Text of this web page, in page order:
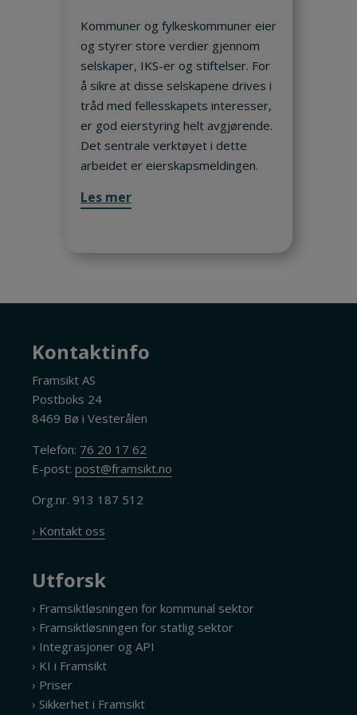
Kommuner og fylkeskommuner eier
og styrer store verdier gjennom
selskaper, IKS-er og stiftelser. For
å sikre at disse selskapene drives i
tråd med fellesskapets interesser,
er god eierstyring helt avgjørende.
Det sentrale verktøyet i dette
arbeidet er eierskapsmeldingen.
Les mer
Kontaktinfo
Framsikt AS
Postboks 24
8469 Bø i Vesterålen
Telefon: 76 20 17 62
E-post:post@framsikt.no
Org.nr. 913 187 512
› Kontakt oss
Utforsk
› Framsiktløsningen for kommunal sektor
› Framsiktløsningen for statlig sektor
› Integrasjoner og API
› KI i Framsikt
› Priser
› Sikkerhet i Framsikt